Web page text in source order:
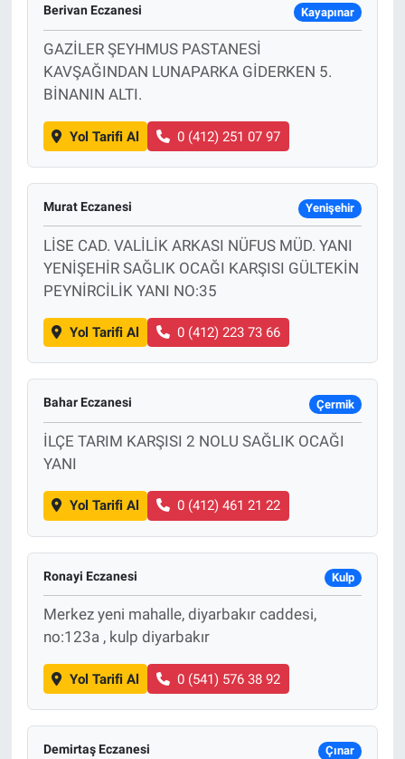
Berivan Eczanesi Kayapınar
GAZİLER ŞEYHMUS PASTANESİ
KAVŞAĞINDAN LUNAPARKA GİDERKEN 5.
BİNANIN ALTI.
Yol Tarifi Al 0 (412) 251 07 97
Murat Eczanesi Yenişehir
LİSE CAD. VALİLİK ARKASI NÜFUS MÜD. YANI
YENİŞEHİR SAĞLIK OCAĞI KARŞISI GÜLTEKİN
PEYNİRCİLİK YANI NO:35
Yol Tarifi Al 0 (412) 223 73 66
Bahar Eczanesi Çermik
İLÇE TARIM KARŞISI 2 NOLU SAĞLIK OCAĞI
YANI
Yol Tarifi Al 0 (412) 461 21 22
Ronayi Eczanesi Kulp
Merkez yeni mahalle, diyarbakır caddesi,
no:123a , kulp diyarbakır
Yol Tarifi Al 0 (541) 576 38 92
Demirtaş Eczanesi Çınar